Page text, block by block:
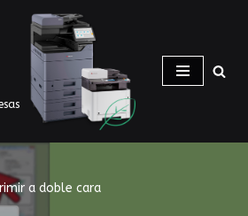
a doble cara